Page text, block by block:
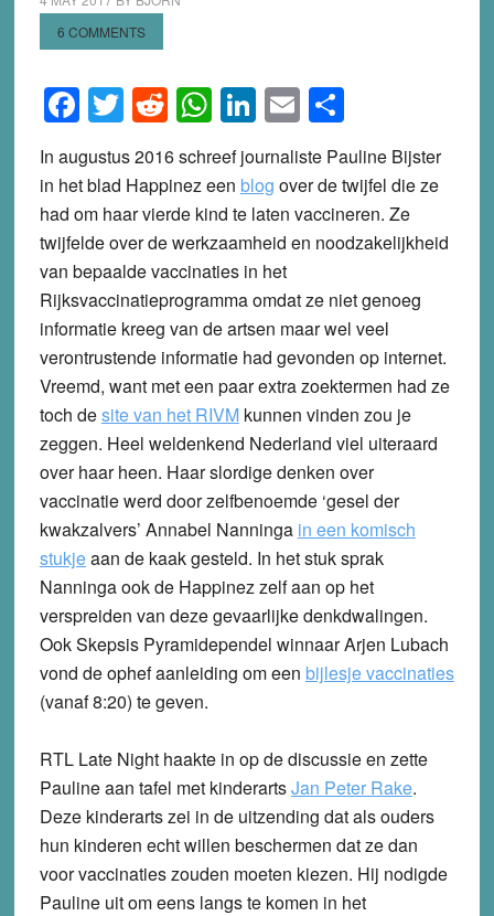
6 COMMENTS
Facebook
Twitter
Reddit
WhatsApp
LinkedIn
EmailShare
In augustus 2016 schreef journaliste Pauline Bijster
in het blad Happinez een blog over de twijfel die ze
had om haar vierde kind te laten vaccineren. Ze
twijfelde over de werkzaamheid en noodzakelijkheid
van bepaalde vaccinaties in het
Rijksvaccinatieprogramma omdat ze niet genoeg
informatie kreeg van de artsen maar wel veel
verontrustende informatie had gevonden op internet.
Vreemd, want met een paar extra zoektermen had ze
toch desite van het RIVMkunnen vinden zou je
zeggen. Heel weldenkend Nederland viel uiteraard
over haar heen. Haar slordige denken over
vaccinatie werd door zelfbenoemde ‘gesel der
kwakzalvers’ Annabel Nanninga in een komisch
stukjeaan de kaak gesteld. In het stuk sprak
Nanninga ook de Happinez zelf aan op het
verspreiden van deze gevaarlijke denkdwalingen.
Ook Skepsis Pyramidependel winnaar Arjen Lubach
vond de ophef aanleiding om een bijlesje vaccinaties
(vanaf 8:20) te geven.
RTL Late Night haakte in op de discussie en zette
Pauline aan tafel met kinderartsJan Peter Rake.
Deze kinderarts zei in de uitzending dat als ouders
hun kinderen echt willen beschermen dat ze dan
voor vaccinaties zouden moeten kiezen. Hij nodigde
Pauline uit om eens langs te komen in het